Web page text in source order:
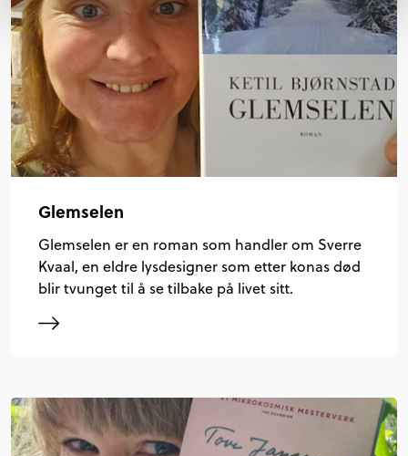
Glemselen
Glemselen er en roman som handler om Sverre
Kvaal, en eldre lysdesigner som etter konas død
blir tvunget til å se tilbake på livet sitt.